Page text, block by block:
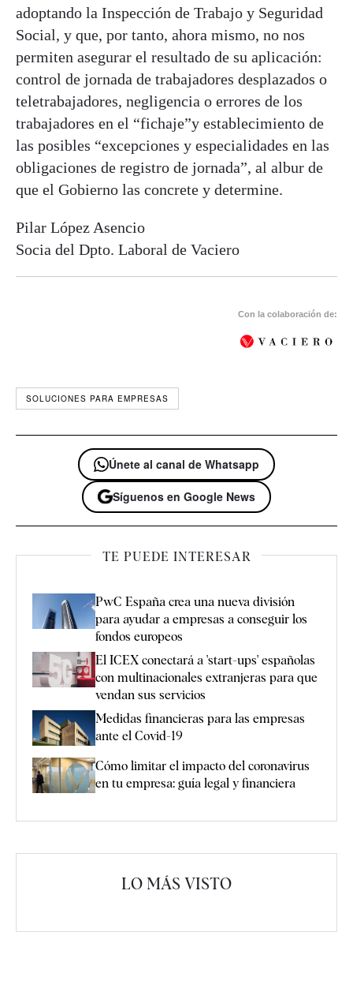
adoptando la Inspección de Trabajo y Seguridad
Social, y que, por tanto, ahora mismo, no nos
permiten asegurar el resultado de su aplicación:
control de jornada de trabajadores desplazados o
teletrabajadores, negligencia o errores de los
trabajadores en el “fichaje”y establecimiento de
las posibles “excepciones y especialidades en las
obligaciones de registro de jornada”, al albur de
que el Gobierno las concrete y determine.
Pilar López Asencio
Socia del Dpto. Laboral de Vaciero
Con la colaboración de:
SOLUCIONES PARA EMPRESAS
Únete al canal de Whatsapp
Síguenos en Google News
TE PUEDE INTERESAR
PwC España crea una nueva división
para ayudar a empresas a conseguir los
fondos europeos
El ICEX conectará a 'start-ups' españolas
con multinacionales extranjeras para que
vendan sus servicios
Medidas financieras para las empresas
ante el Covid-19
Cómo limitar el impacto del coronavirus
en tu empresa: guía legal y financiera
LO MÁS VISTO